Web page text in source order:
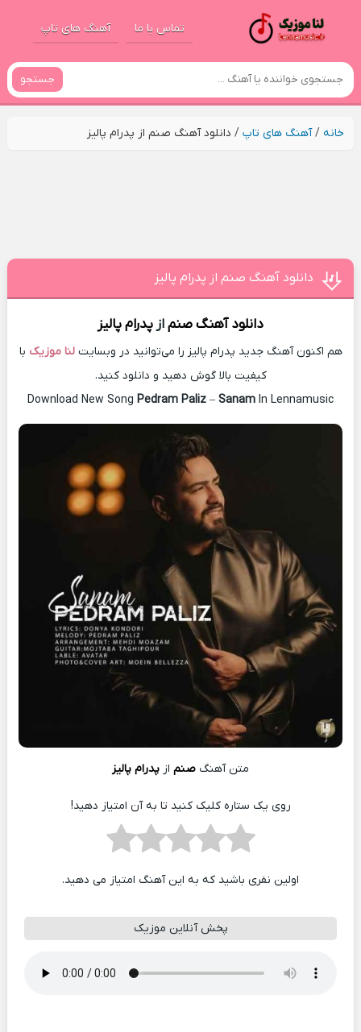
تماس با ما آهنگ های تاپ
جستجو
خانه/آهنگ های تاپ/ دانلود آهنگ صنم از پدرام پالیز
دانلود آهنگ صنم از پدرام پالیز
دانلود آهنگصنمازپدرام پالیز
هم اکنون آهنگ جدید پدرام پالیز را می‌توانید در وبسایتلنا موزیک با
کیفیت بالا گوش دهید و دانلود کنید.
Download New Song Pedram Paliz – Sanam In Lennamusic
متن آهنگ صنم از پدرام پالیز
روی یک ستاره کلیک کنید تا به آن امتیاز دهید!
اولین نفری باشید که به این آهنگ امتیاز می دهید.
پخش آنلاین موزیک